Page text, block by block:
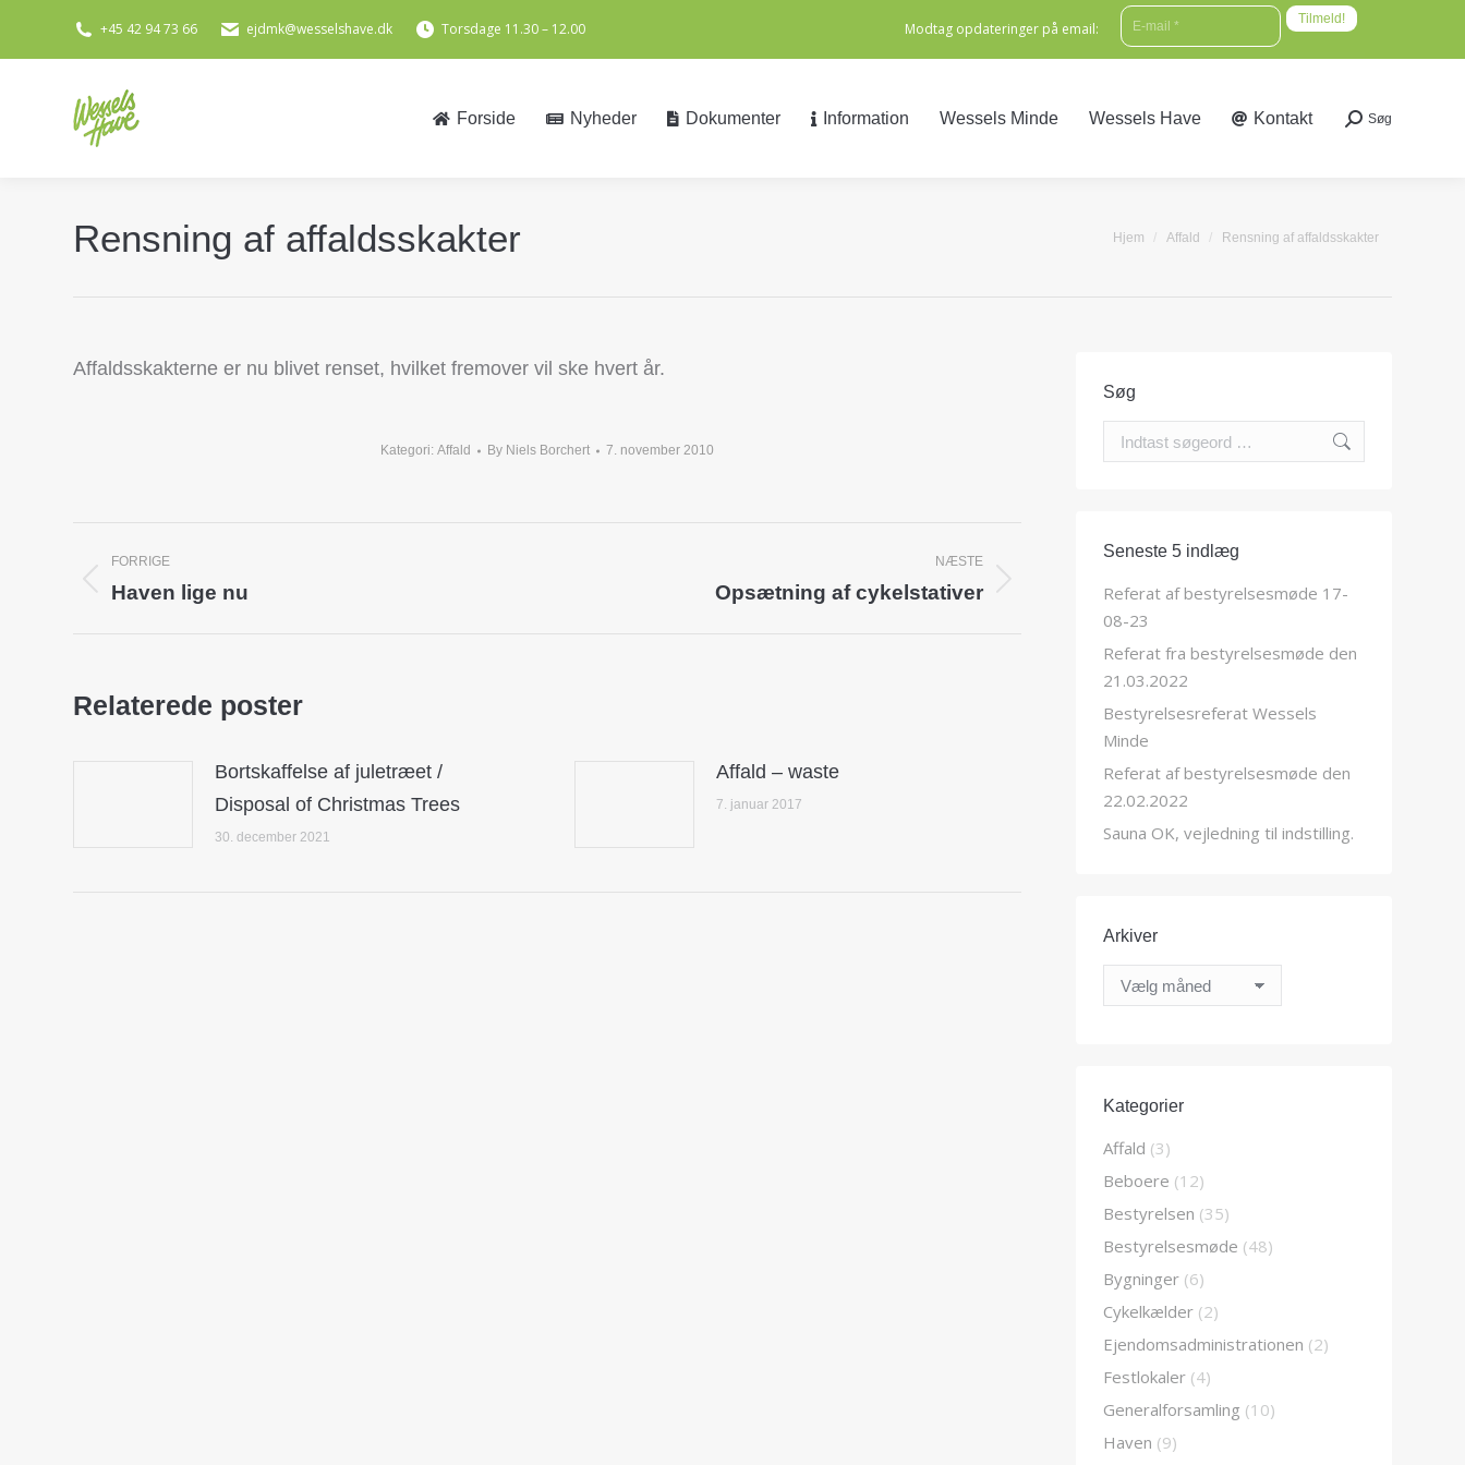
+45 42 94 73 66 ejdmk@wesselshave.dk Torsdage 11.30 – 12.00 Modtag opdateringer på email:
E-mail*
Forside Nyheder Dokumenter Information Wessels Minde Wessels Have Kontakt Search:
Søg
Rensning af affaldsskakter You are here:
Hjem Affald Rensning af affaldsskakter
Affaldsskakterne er nu blivet renset, hvilket fremover vil ske hvert år.
Kategori:Affald By Niels Borchert 7. november 2010
navigation
FORRIGE
Previous
Haven lige nu
NÆSTE
Opsætning af cykelstativer
Relaterede poster
Bortskaffelse af juletræet /
Disposal of Christmas Trees
30. december 2021
Affald – waste
7. januar 2017
Søg
Search:
Seneste 5 indlæg
Referat af bestyrelsesmøde 17-
08-23
Referat fra bestyrelsesmøde den
21.03.2022
Bestyrelsesreferat Wessels
Minde
Referat af bestyrelsesmøde den
22.02.2022
Sauna OK, vejledning til indstilling.
Arkiver
Arkiver
Kategorier
Affald (3)
Beboere (12)
Bestyrelsen (35)
Bestyrelsesmøde (48)
Bygninger (6)
Cykelkælder (2)
Ejendomsadministrationen (2)
Festlokaler (4)
Generalforsamling (10)
Haven (9)
Wessels Have Kontakt Search: